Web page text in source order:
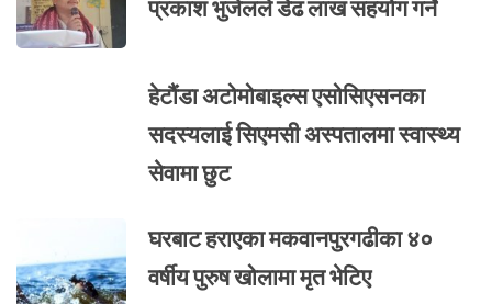
प्रकाश भुजेलले डेढ लाख सहयोग गर्ने
हेटौंडा अटोमोबाइल्स एसोसिएसनका
सदस्यलाई सिएमसी अस्पतालमा स्वास्थ्य
सेवामा छुट
घरबाट हराएका मकवानपुरगढीका ४०
वर्षीय पुरुष खोलामा मृत भेटिए